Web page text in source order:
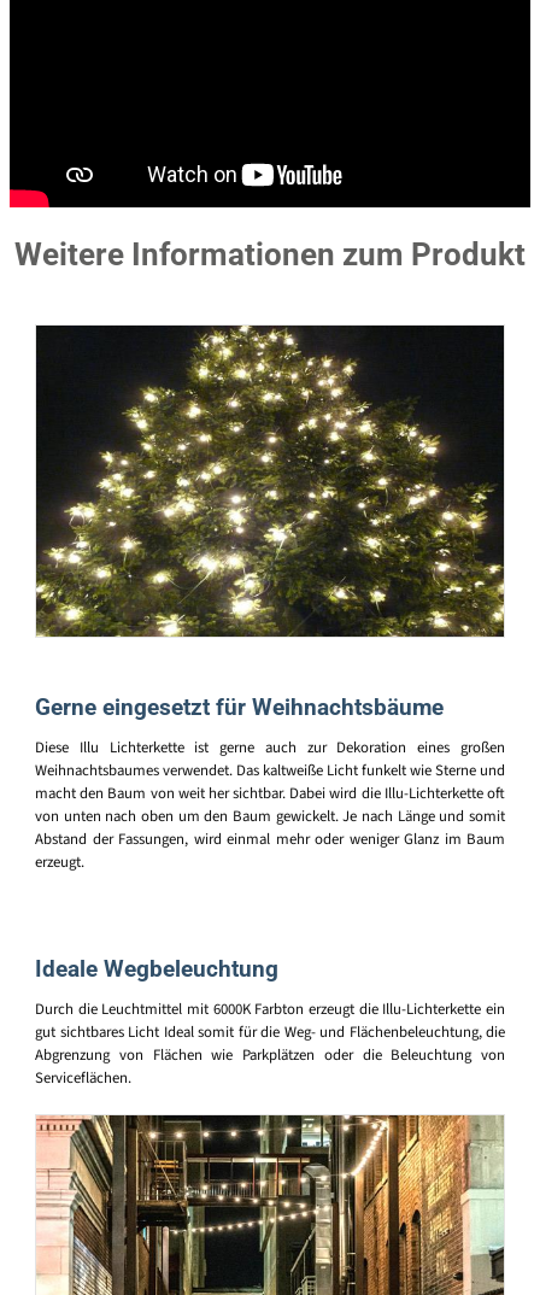
Weitere Informationen zum Produkt
Gerne eingesetzt für Weihnachtsbäume
Diese Illu Lichterkette ist gerne auch zur Dekoration eines großen
Weihnachtsbaumes verwendet. Das kaltweiße Licht funkelt wie Sterne und
macht den Baum von weit her sichtbar. Dabei wird die Illu-Lichterkette oft
von unten nach oben um den Baum gewickelt. Je nach Länge und somit
Abstand der Fassungen, wird einmal mehr oder weniger Glanz im Baum
erzeugt.
Ideale Wegbeleuchtung
Durch die Leuchtmittel mit 6000K Farbton erzeugt die Illu-Lichterkette ein
gut sichtbares Licht Ideal somit für die Weg- und Flächenbeleuchtung, die
Abgrenzung von Flächen wie Parkplätzen oder die Beleuchtung von
Serviceflächen.